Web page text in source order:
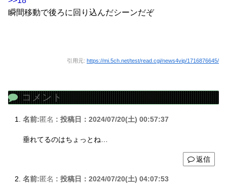
瞬間移動で後ろに回り込んだシーンだぞ
引用元: https://mi.5ch.net/test/read.cgi/news4vip/1716876645/
コメント
名前:匿名 : 投稿日：2024/07/20(土) 00:57:37
垂れてるのはちょっとね…
返信
名前:匿名 : 投稿日：2024/07/20(土) 04:07:53